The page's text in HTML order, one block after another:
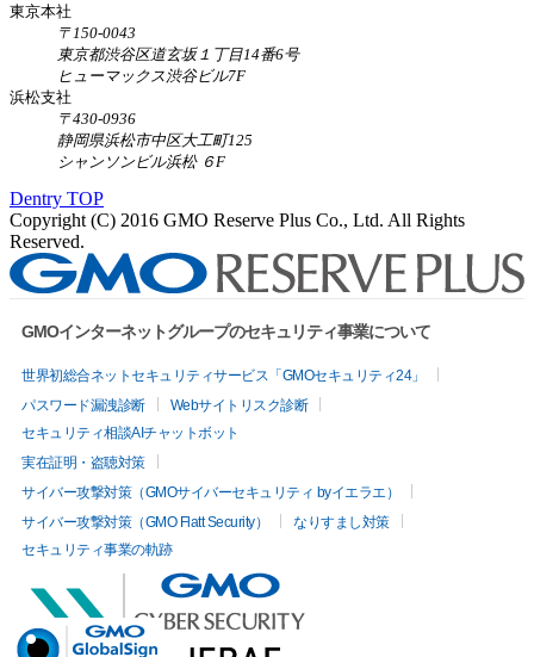
東京本社
〒150-0043
東京都渋谷区道玄坂１丁目14番6号
ヒューマックス渋谷ビル7F
浜松支社
〒430-0936
静岡県浜松市中区大工町125
シャンソンビル浜松 ６F
Dentry TOP
Copyright (C) 2016 GMO Reserve Plus Co., Ltd. All Rights
Reserved.
GMOインターネットグループのセキュリティ事業について
世界初総合ネットセキュリティサービス「GMOセキュリティ24」
パスワード漏洩診断
Webサイトリスク診断
セキュリティ相談AIチャットボット
実在証明・盗聴対策
サイバー攻撃対策（GMOサイバーセキュリティ byイエラエ）
サイバー攻撃対策（GMO Flatt Security）
なりすまし対策
セキュリティ事業の軌跡